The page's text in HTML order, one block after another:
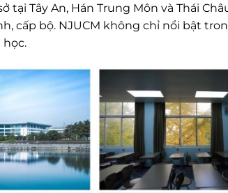
tại Tây An, Hán Trung Môn và Thái
cấp bộ. NJUCM không chỉ nổi bật